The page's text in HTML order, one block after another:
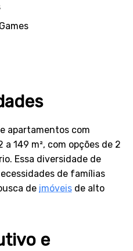
apartamentos com
149 m², com opções de 2
Essa diversidade de
de famílias
de imóveis de alto
e